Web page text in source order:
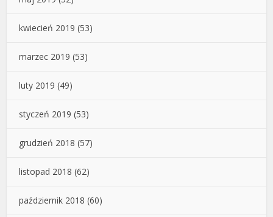
kwiecień 2019 (53)
marzec 2019 (53)
luty 2019 (49)
styczeń 2019 (53)
grudzień 2018 (57)
listopad 2018 (62)
październik 2018 (60)